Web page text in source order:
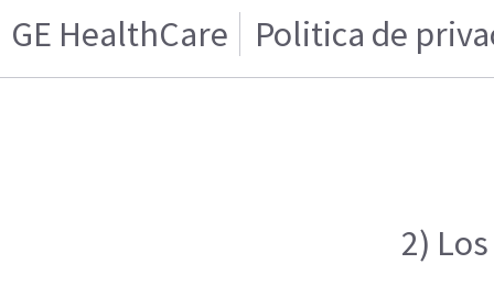
GE HealthCare Politica de
2)